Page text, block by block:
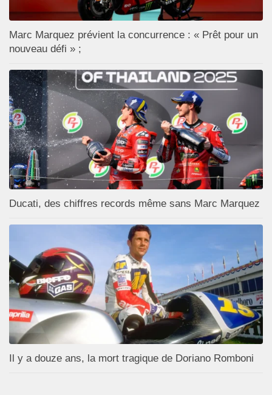
Marc Marquez prévient la concurrence : « Prêt pour un
nouveau défi » ;
Ducati, des chiffres records même sans Marc Marquez
Il y a douze ans, la mort tragique de Doriano Romboni